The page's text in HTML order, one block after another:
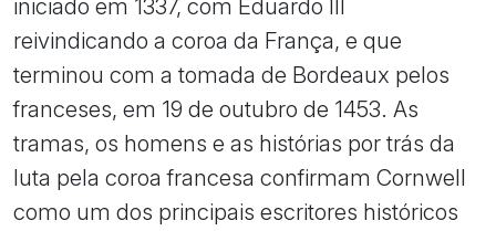
iniciado em 1337, com Eduardo III
reivindicando a coroa da França, e que
terminou com a tomada de Bordeaux pelos
franceses, em 19 de outubro de 1453. As
tramas, os homens e as histórias por trás da
luta pela coroa francesa confirmam Cornwell
como um dos principais escritores históricos